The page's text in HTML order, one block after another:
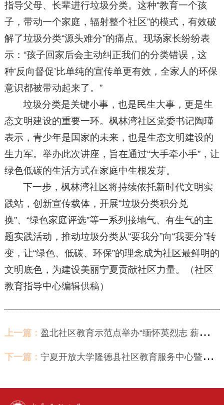
指导父母、长辈进行垃圾分类。这种“教育一个孩
子，带动一个家庭，辐射整个社区”的模式，有效破
解了垃圾分类“源头难分”的痛点。现场家长纷纷表
示：“孩子回家后会主动纠正我们的分类错误，这
种‘反向督促’比单纯的宣传单更有效，全家人的环保
意识都被带动起来了。”
垃圾分类是关键小事，也是民生大事，更是生
态文明建设的重要一环。枫林湾社区党委书记陶瑾
表示，青少年是国家的未来，也是生态文明建设的
生力军。举办此次讲座，旨在通过“大手牵小手”，让
绿色低碳的生活方式在家庭中生根发芽。
下一步，枫林湾社区将持续依托新时代文明实
践站，创新宣传载体，开展“垃圾分类积分兑
换”、“绿色家庭评选”等一系列接地气、有生气的主
题实践活动，推动垃圾分类从“要我分”向“我要分”转
变，让“绿色、低碳、环保”的理念成为社区最鲜明的
文明底色，为建设美丽宁夏贡献社区力量。（社区
教育指导中心编辑供稿）
上一篇： 盈北社区教育示范点举办“缅怀英烈志 薪火永相传”主题活动
下一篇： 宁夏开放大学隆德县社区教育服务中心暨社区学院授牌仪式隆重举行